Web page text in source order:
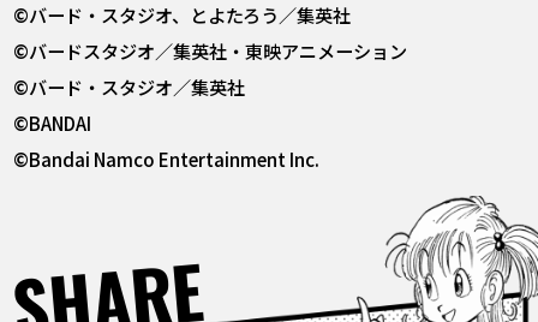
©バード・スタジオ、とよたろう／集英社
©バードスタジオ／集英社・東映アニメーション
©バード・スタジオ／集英社
©BANDAI
©Bandai Namco Entertainment Inc.
SHARE